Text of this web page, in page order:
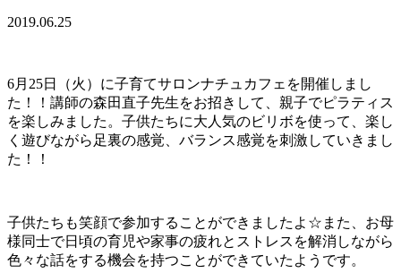
2019.06.25
6月25日（火）に子育てサロンナチュカフェを開催しまし
た！！講師の森田直子先生をお招きして、親子でピラティス
を楽しみました。子供たちに大人気のビリボを使って、楽し
く遊びながら足裏の感覚、バランス感覚を刺激していきまし
た！！
子供たちも笑顔で参加することができましたよ☆また、お母
様同士で日頃の育児や家事の疲れとストレスを解消しながら
色々な話をする機会を持つことができていたようです。